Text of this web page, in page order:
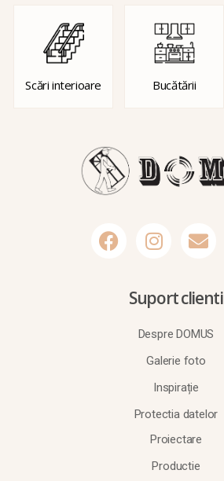
Scări interioare Bucătării
Suport clienti
Despre DOMUS
Galerie foto
Inspirație
Protectia datelor
Proiectare
Productie